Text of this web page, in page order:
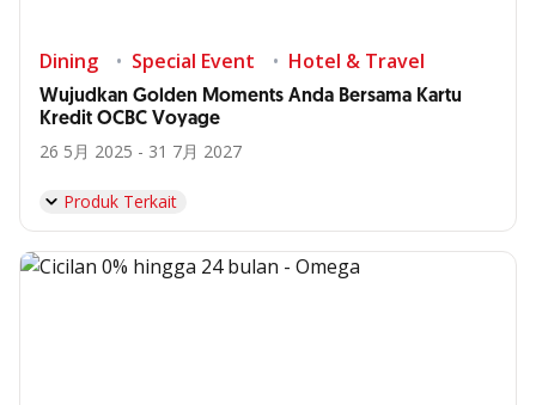
Dining Special Event Hotel & Travel
Wujudkan Golden Moments Anda Bersama Kartu
Kredit OCBC Voyage
26 5月 2025 - 31 7月 2027
Produk Terkait